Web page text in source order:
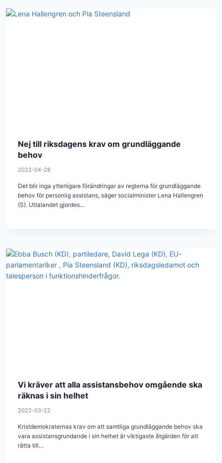
Nej till riksdagens krav om grundläggande
behov
2022-04-28
Det blir inga ytterligare förändringar av reglerna för grundläggande
behov för personlig assistans, säger socialminister Lena Hallengren
(S). Uttalandet gjordes…
Vi kräver att alla assistansbehov omgående ska
räknas i sin helhet
2022-03-22
Kristdemokraternas krav om att samtliga grundläggande behov ska
vara assistansgrundande i sin helhet är viktigaste åtgärden för att
rätta till…